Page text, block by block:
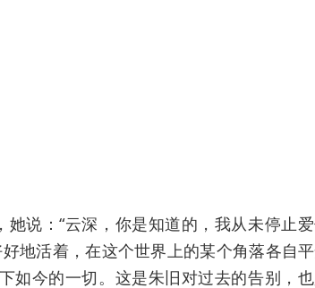
说：“云深，你是知道的，我从未停止爱
地活着，在这个世界上的某个角落各自
如今的一切。这是朱旧对过去的告别，